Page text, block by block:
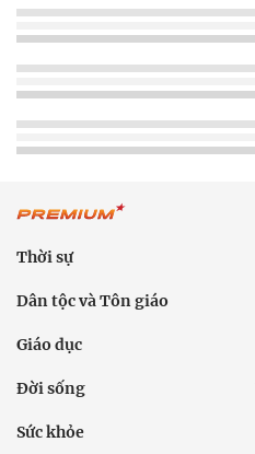
Thời sự
Dân tộc và Tôn giáo
Giáo dục
Đời sống
Sức khỏe